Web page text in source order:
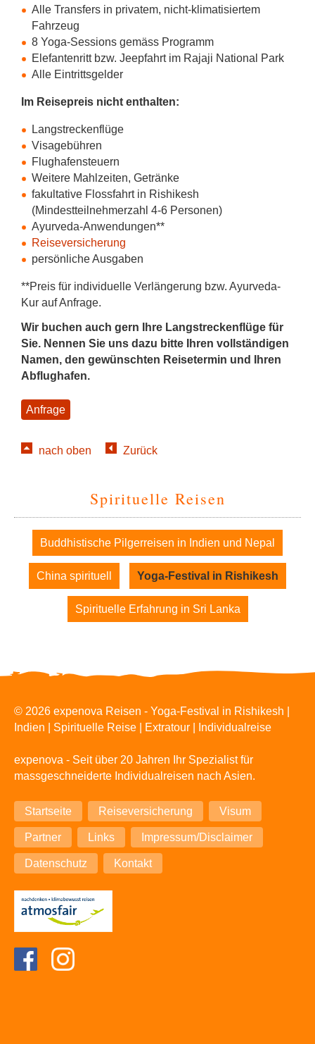
Alle Transfers in privatem, nicht-klimatisiertem
Fahrzeug
8 Yoga-Sessions gemäss Programm
Elefantenritt bzw. Jeepfahrt im Rajaji National Park
Alle Eintrittsgelder
Im Reisepreis nicht enthalten:
Langstreckenflüge
Visagebühren
Flughafensteuern
Weitere Mahlzeiten, Getränke
fakultative Flossfahrt in Rishikesh
(Mindestteilnehmerzahl 4-6 Personen)
Ayurveda-Anwendungen**
Reiseversicherung
persönliche Ausgaben
**Preis für individuelle Verlängerung bzw. Ayurveda-
Kur auf Anfrage.
Wir buchen auch gern Ihre Langstreckenflüge für
Sie. Nennen Sie uns dazu bitte Ihren vollständigen
Namen, den gewünschten Reisetermin und Ihren
Abflughafen.
Anfrage
nach oben Zurück
Spirituelle Reisen
Navigation
überspringen
Buddhistische Pilgerreisen in Indien und Nepal
China spirituell Yoga-Festival in Rishikesh
Spirituelle Erfahrung in Sri Lanka
© 2026 expenova Reisen - Yoga-Festival in Rishikesh |
Indien | Spirituelle Reise | Extratour | Individualreise
expenova - Seit über 20 Jahren Ihr Spezialist für
massgeschneiderte Individualreisen nach Asien.
Navigation
überspringen
Startseite Reiseversicherung Visum
Partner Links Impressum/Disclaimer
Datenschutz Kontakt